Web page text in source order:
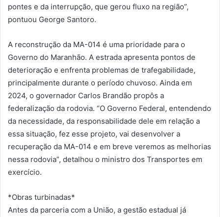
pontes e da interrupção, que gerou fluxo na região”,
pontuou George Santoro.
A reconstrução da MA-014 é uma prioridade para o
Governo do Maranhão. A estrada apresenta pontos de
deterioração e enfrenta problemas de trafegabilidade,
principalmente durante o período chuvoso. Ainda em
2024, o governador Carlos Brandão propôs a
federalização da rodovia. “O Governo Federal, entendendo
da necessidade, da responsabilidade dele em relação a
essa situação, fez esse projeto, vai desenvolver a
recuperação da MA-014 e em breve veremos as melhorias
nessa rodovia”, detalhou o ministro dos Transportes em
exercício.
*Obras turbinadas*
Antes da parceria com a União, a gestão estadual já